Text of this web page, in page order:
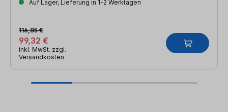
Auf Lager, Lieferung in 1-2 Werktagen
99,32 €
116,85 €
inkl. MwSt. zzgl.
Versandkosten